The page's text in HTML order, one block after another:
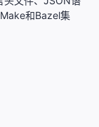
和Bazel集